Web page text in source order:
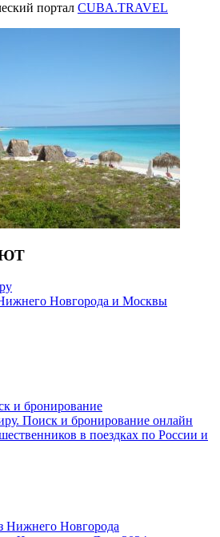
портал CUBA.TRAVEL
Новгорода и Москвы
и бронирование
Поиск и бронирование онлайн
в поездках по России и
Нижнего Новгорода